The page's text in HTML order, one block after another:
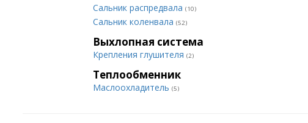
Сальник распредвала (10)
Сальник коленвала (52)
Выхлопная система
Крепления глушителя (2)
Теплообменник
Маслоохладитель (5)